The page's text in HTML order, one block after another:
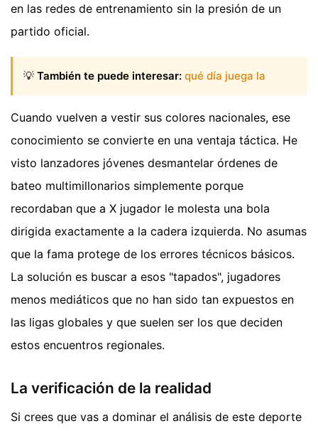
en las redes de entrenamiento sin la presión de un
partido oficial.
💡 También te puede interesar: qué día juega la
Cuando vuelven a vestir sus colores nacionales, ese
conocimiento se convierte en una ventaja táctica. He
visto lanzadores jóvenes desmantelar órdenes de
bateo multimillonarios simplemente porque
recordaban que a X jugador le molesta una bola
dirigida exactamente a la cadera izquierda. No asumas
que la fama protege de los errores técnicos básicos.
La solución es buscar a esos "tapados", jugadores
menos mediáticos que no han sido tan expuestos en
las ligas globales y que suelen ser los que deciden
estos encuentros regionales.
La verificación de la realidad
Si crees que vas a dominar el análisis de este deporte